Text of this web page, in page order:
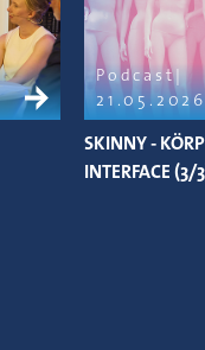
Podcast
21.05.2026
SKINNY -
INTERFACE (3/